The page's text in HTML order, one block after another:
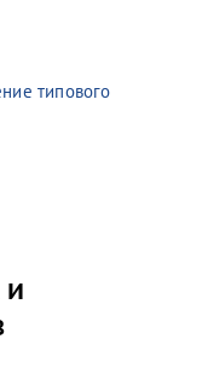
типового
и